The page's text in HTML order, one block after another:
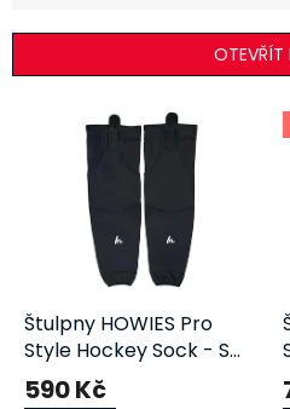
í
r
OTEVŘÍT
d
u
Štulpny HOWIES Pro
Style Hockey Sock - S
22"
590 Kč